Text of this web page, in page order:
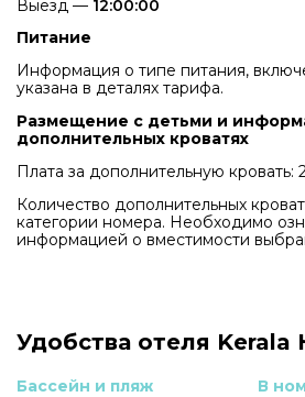
Выезд — 12:00:00
Питание
Информация о типе питания,
указана в деталях тарифа.
Размещение с детьми и
дополнительных кроватях
Плата за дополнительную кровать:
Количество дополнительных
категории номера. Необходимо
информацией о вместимости
Удобства отеля Kerala
Бассейн и пляж
В